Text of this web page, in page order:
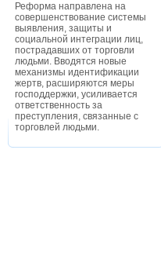
Реформа направлена на
совершенствование системы
выявления, защиты и
социальной интеграции лиц,
пострадавших от торговли
людьми. Вводятся новые
механизмы идентификации
жертв, расширяются меры
господдержки, усиливается
ответственность за
преступления, связанные с
торговлей людьми.